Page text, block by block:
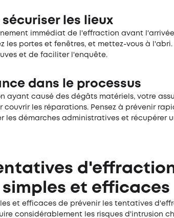
les lieux
immédiat de l'effraction avant
les portes et fenêtres, et mettez-vous à l'abri.
et de faciliter l'enquête.
dans le processus
ayant causé des dégâts matériels, votre
les réparations. Pensez à prévenir
les démarches administratives et récupérer
et efficaces
et efficaces de prévenir les tentatives
considérablement les risques d'intrusion